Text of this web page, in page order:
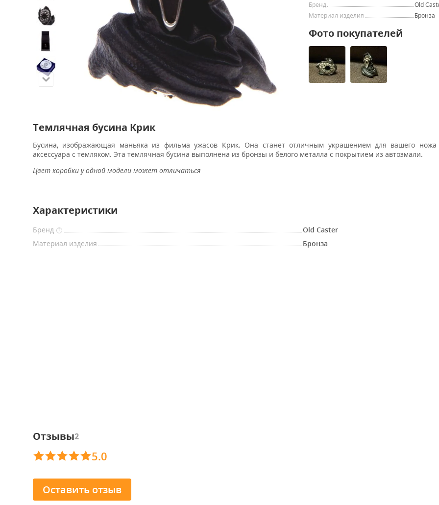
Бренд
Old
Материал изделия
Бронза
Фото покупателей
Темлячная бусина Крик
Бусина, изображающая маньяка из фильма ужасов Крик. Она станет отличным украшением для вашего ножа
аксессуара с темляком. Эта темлячная бусина выполнена из бронзы и белого металла с покрытием из автоэмали.
Цвет коробки у одной модели может отличаться
Характеристики
Бренд ?
Old Caster
Материал изделия
Бронза
Отзывы2
5.0
Оставить отзыв